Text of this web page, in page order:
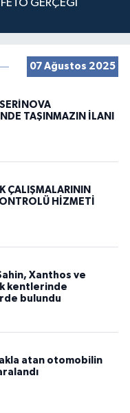
GERÇEĞİ
07 Ağustos 2025
TAŞINMAZIN İLANI
ÇALIŞMALARININ
HİZMETİ
Xanthos ve
kentlerinde
bulundu
atan otomobilin